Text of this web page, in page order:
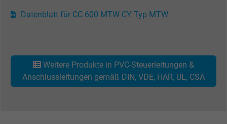
Name datr, Facebook Pixel
Laufzeit 1 Jahr
Cookie von Facebook für Website-Analyse,
Datenblatt für CC 600 MTW CY Typ MTW
Weitere Produkte in PVC-Steuerleitungen &
Anschlussleitungen gemäß DIN, VDE, HAR, UL, CSA